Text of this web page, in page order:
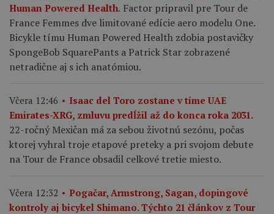
Human Powered Health. Factor pripravil pre Tour de
France Femmes dve limitované edície aero modelu One.
Bicykle tímu Human Powered Health zdobia postavičky
SpongeBob SquarePants a Patrick Star zobrazené
netradične aj s ich anatómiou.
Včera 12:46
Isaac del Toro zostane v tíme UAE
Emirates-XRG, zmluvu predĺžil až do konca roka 2031.
22-ročný Mexičan má za sebou životnú sezónu, počas
ktorej vyhral troje etapové preteky a pri svojom debute
na Tour de France obsadil celkové tretie miesto.
Včera 12:32
Pogačar, Armstrong, Sagan, dopingové
kontroly aj bicykel Shimano. Týchto 21 článkov z Tour